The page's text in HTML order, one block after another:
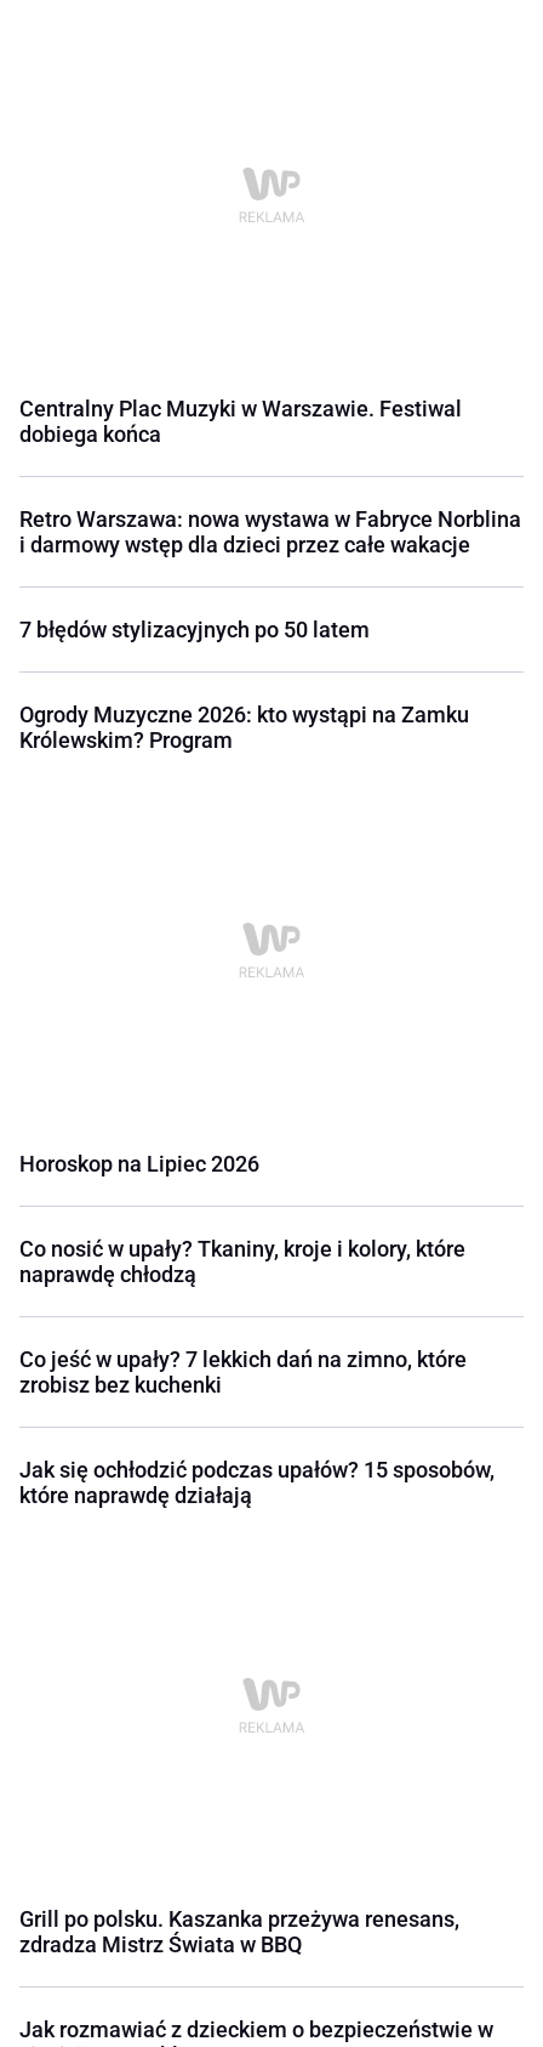
Centralny Plac Muzyki w Warszawie. Festiwal
dobiega końca
Retro Warszawa: nowa wystawa w Fabryce Norblina
i darmowy wstęp dla dzieci przez całe wakacje
7 błędów stylizacyjnych po 50 latem
Ogrody Muzyczne 2026: kto wystąpi na Zamku
Królewskim? Program
Horoskop na Lipiec 2026
Co nosić w upały? Tkaniny, kroje i kolory, które
naprawdę chłodzą
Co jeść w upały? 7 lekkich dań na zimno, które
zrobisz bez kuchenki
Jak się ochłodzić podczas upałów? 15 sposobów,
które naprawdę działają
Grill po polsku. Kaszanka przeżywa renesans,
zdradza Mistrz Świata w BBQ
Jak rozmawiać z dzieckiem o bezpieczeństwie w